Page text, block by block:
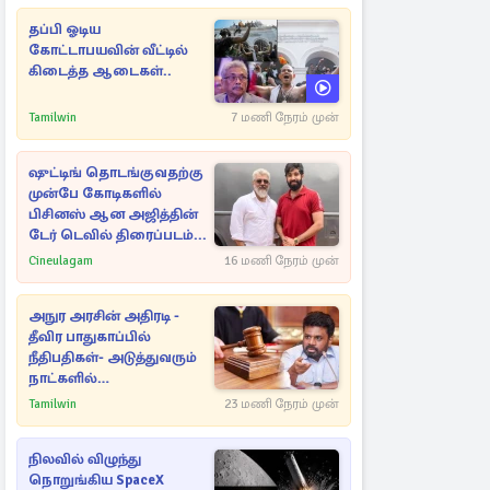
தப்பி ஓடிய
கோட்டாபயவின் வீட்டில்
கிடைத்த ஆடைகள்..
Tamilwin 7 மணி நேரம் முன்
ஷுட்டிங் தொடங்குவதற்கு
முன்பே கோடிகளில்
பிசினஸ் ஆன அஜித்தின்
டேர் டெவில் திரைப்படம்...
Cineulagam 16 மணி நேரம் முன்
அநுர அரசின் அதிரடி -
தீவிர பாதுகாப்பில்
நீதிபதிகள்- அடுத்துவரும்
நாட்களில்
அம்பலமாகவுள்ள ரகசியம்
Tamilwin 23 மணி நேரம் முன்
நிலவில் விழுந்து
நொறுங்கிய SpaceX